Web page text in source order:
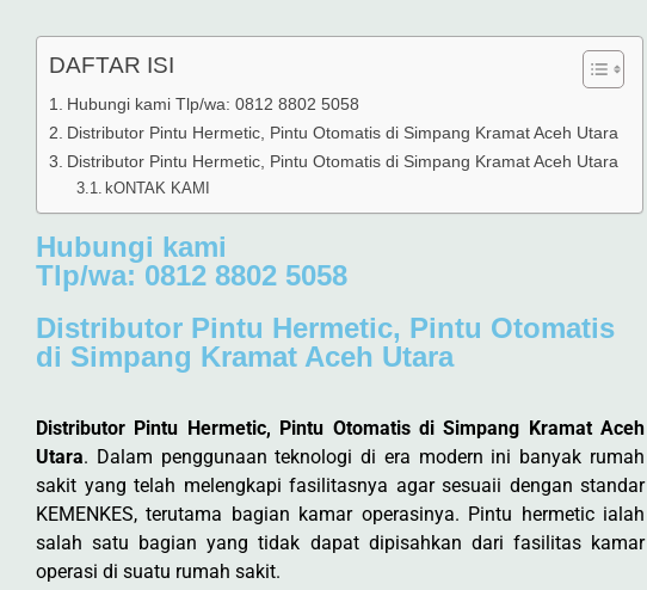
DAFTAR ISI
Hubungi kami Tlp/wa: 0812 8802 5058
Distributor Pintu Hermetic, Pintu Otomatis di Simpang Kramat Aceh Utara
Distributor Pintu Hermetic, Pintu Otomatis di Simpang Kramat Aceh Utara
kONTAK KAMI
Hubungi kami
Tlp/wa: 0812 8802 5058
Distributor Pintu Hermetic, Pintu Otomatis
di Simpang Kramat Aceh Utara
Distributor Pintu Hermetic, Pintu Otomatis di Simpang Kramat Aceh
Utara. Dalam penggunaan teknologi di era modern ini banyak rumah
sakit yang telah melengkapi fasilitasnya agar sesuaii dengan standar
KEMENKES, terutama bagian kamar operasinya. Pintu hermetic ialah
salah satu bagian yang tidak dapat dipisahkan dari fasilitas kamar
operasi di suatu rumah sakit.